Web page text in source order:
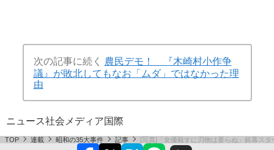
次の記事に続く
農民デモ！ 『木崎村小作争
議』が敗北してもなお「ムダ」ではなかった理
由
ニュース社会 メディア国際
TOP 連載 昭和の35大事件 記事 [写真]「女優殺すに刃物は要らぬ」銀幕ス